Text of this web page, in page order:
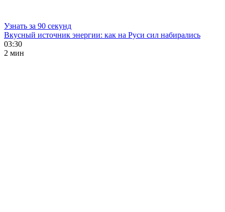
Узнать за 90 секунд
Вкусный источник энергии: как на Руси сил набирались
03:30
2 мин